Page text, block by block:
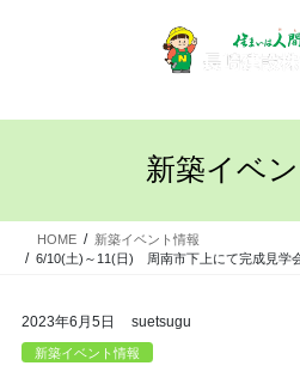
新築イベ
HOME
新築イベント情報
6/10(土)～11(日) 周南市下上にて完成見学
2023年6月5日 suetsugu
新築イベント情報